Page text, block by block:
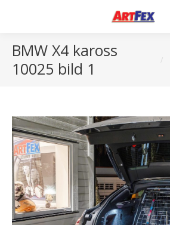
BMW X4 kaross
10025 bild 1